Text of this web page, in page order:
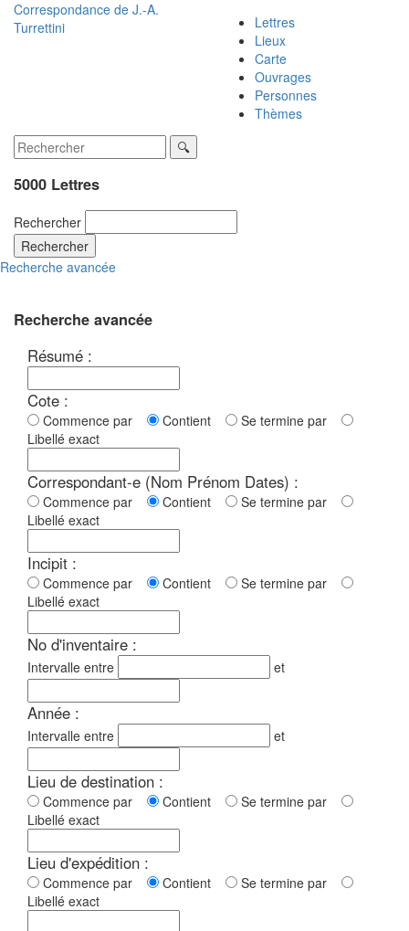
Correspondance de J.-A.
Turrettini
Lettres
Lieux
Carte
Ouvrages
Personnes
Thèmes
5000 Lettres
Rechercher
Rechercher
Recherche avancée
Recherche avancée
Résumé :
Cote :
Commence par Contient
Se termine par
Libellé exact
Correspondant-e (Nom Prénom Dates) :
Commence par Contient
Se termine par
Libellé exact
Incipit :
Commence par Contient
Se termine par
Libellé exact
No d'inventaire :
Intervalle entre et
Année :
Intervalle entre et
Lieu de destination :
Commence par Contient
Se termine par
Libellé exact
Lieu d'expédition :
Commence par Contient
Se termine par
Libellé exact